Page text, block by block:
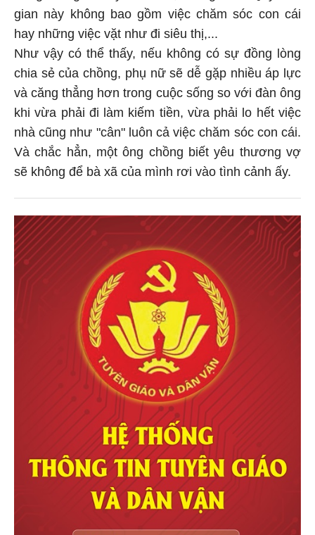
gian này không bao gồm việc chăm sóc con cái
hay những việc vặt như đi siêu thị,...
Như vậy có thể thấy, nếu không có sự đồng lòng
chia sẻ của chồng, phụ nữ sẽ dễ gặp nhiều áp lực
và căng thẳng hơn trong cuộc sống so với đàn ông
khi vừa phải đi làm kiếm tiền, vừa phải lo hết việc
nhà cũng như "cân" luôn cả việc chăm sóc con cái.
Và chắc hẳn, một ông chồng biết yêu thương vợ
sẽ không để bà xã của mình rơi vào tình cảnh ấy.